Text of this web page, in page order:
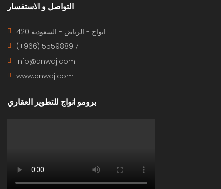
التواصل و الاستفسار
420 انواج - الرياض - السعودية
(+966) 555988917
Info@anwaj.com
www.anwaj.com
برومو انواج للتطوير العقاري